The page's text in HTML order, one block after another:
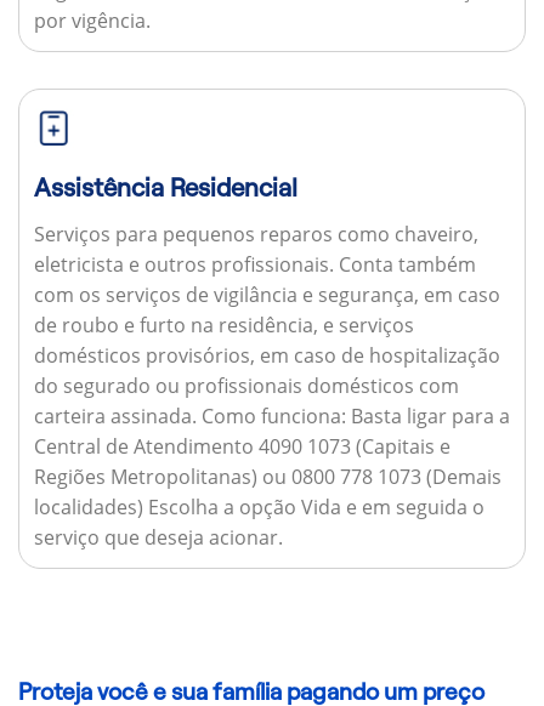
por vigência.
Assistência Residencial
Serviços para pequenos reparos como chaveiro,
eletricista e outros profissionais. Conta também
com os serviços de vigilância e segurança, em caso
de roubo e furto na residência, e serviços
domésticos provisórios, em caso de hospitalização
do segurado ou profissionais domésticos com
carteira assinada. Como funciona: Basta ligar para a
Central de Atendimento 4090 1073 (Capitais e
Regiões Metropolitanas) ou 0800 778 1073 (Demais
localidades) Escolha a opção Vida e em seguida o
serviço que deseja acionar.
Proteja você e sua família pagando um preço